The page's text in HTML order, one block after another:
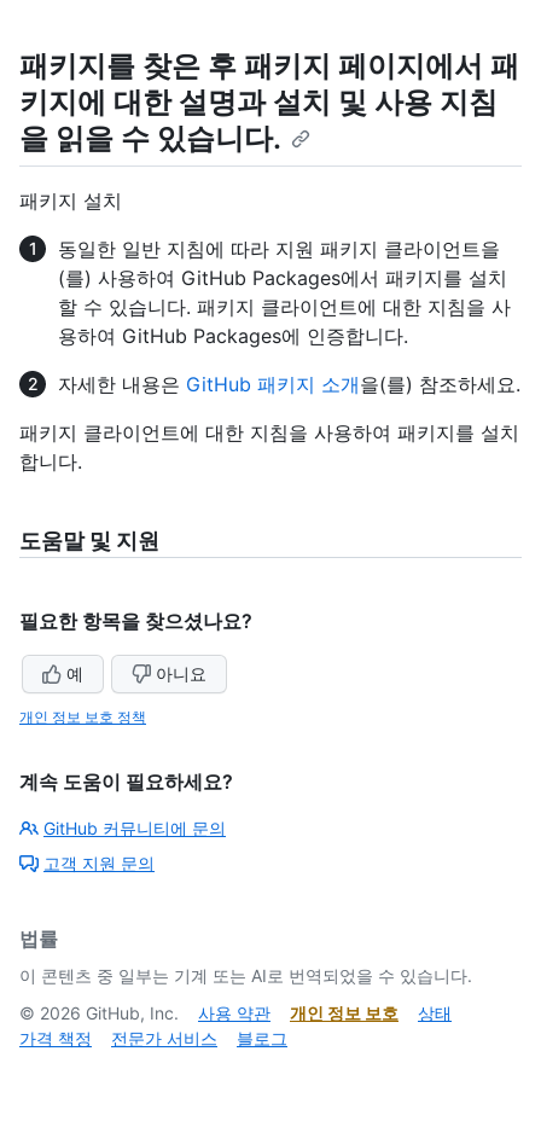
패키지를 찾은 후 패키지 페이지에서 패
키지에 대한 설명과 설치 및 사용 지침
을 읽을 수 있습니다.
패키지 설치
동일한 일반 지침에 따라 지원 패키지 클라이언트을
(를) 사용하여 GitHub Packages에서 패키지를 설치
할 수 있습니다. 패키지 클라이언트에 대한 지침을 사
용하여 GitHub Packages에 인증합니다.
자세한 내용은 GitHub 패키지 소개을(를) 참조하세요.
패키지 클라이언트에 대한 지침을 사용하여 패키지를 설치
합니다.
도움말 및 지원
필요한 항목을 찾으셨나요?
예 아니요
개인 정보 보호 정책
계속 도움이 필요하세요?
GitHub 커뮤니티에 문의
고객 지원 문의
법률
이 콘텐츠 중 일부는 기계 또는 AI로 번역되었을 수 있습니다.
© 2026 GitHub, Inc. 사용 약관 개인 정보 보호
상태
가격 책정
전문가 서비스 블로그